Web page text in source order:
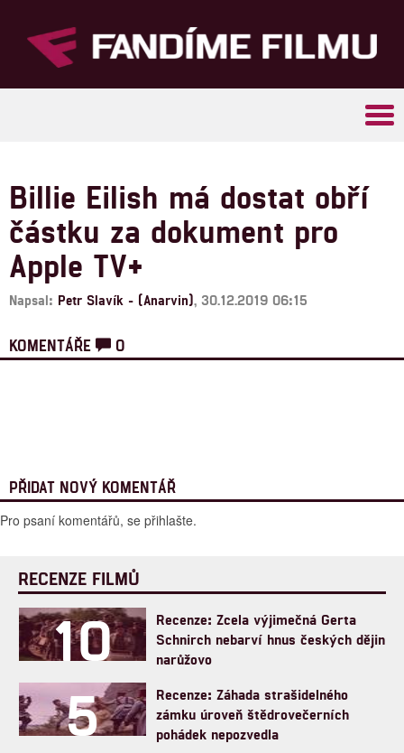
Billie Eilish má dostat obří
částku za dokument pro
Apple TV+
Napsal: Petr Slavík - (Anarvin), 30.12.2019 06:15
KOMENTÁŘE 0
PŘIDAT NOVÝ KOMENTÁŘ
Pro psaní komentářů, se přihlašte.
RECENZE FILMŮ
10
Recenze: Zcela výjimečná Gerta
Schnirch nebarví hnus českých dějin
narůžovo
5
Recenze: Záhada strašidelného
zámku úroveň štědrovečerních
pohádek nepozvedla